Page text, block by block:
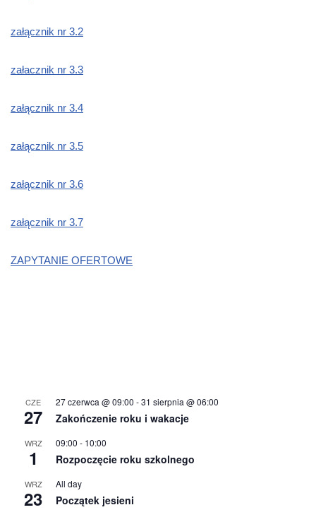
załącznik nr 3.2
załacznik nr 3.3
załącznik nr 3.4
załącznik nr 3.5
załącznik nr 3.6
załącznik nr 3.7
ZAPYTANIE OFERTOWE
CZE
27
27 czerwca @ 09:00 -31 sierpnia @ 06:00
Zakończenie roku i wakacje
WRZ
1
09:00 - 10:00
Rozpoczęcie roku szkolnego
WRZ
23
All day
Początek jesieni